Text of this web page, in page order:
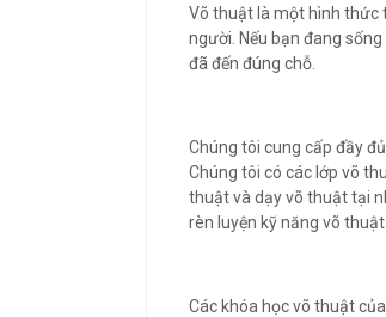
Võ thuật là một hình thức
người. Nếu bạn đang
đã đến đúng chỗ.
Chúng tôi cung cấp đầy
Chúng tôi có các lớp võ
thuật và dạy võ thuật tại
rèn luyện kỹ năng võ thuật
Các khóa học võ thuật